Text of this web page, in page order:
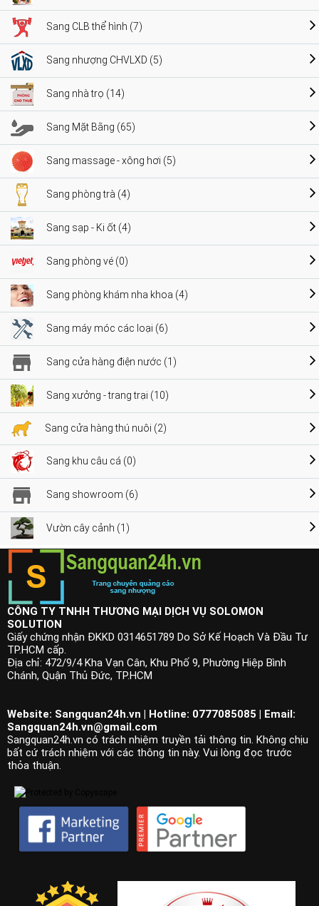
Sang CLB thể hình (7)
Sang nhượng CHVLXD (5)
Sang nhà trọ (14)
Sang Mặt Bằng (65)
Sang massage - xông hơi (5)
Sang phòng trà (4)
Sang sạp - Ki ốt (4)
Sang phòng vé (0)
Sang phòng khám nha khoa (4)
Sang máy móc các loại (6)
Sang cửa hàng điện nước (1)
Sang xưởng - trang trại (10)
Sang cửa hàng thú nuôi (2)
Sang khu câu cá (0)
Sang showroom (6)
Vườn cây cảnh (1)
CÔNG TY TNHH THƯƠNG MẠI DỊCH VỤ SOLOMON
SOLUTION
Giấy chứng nhận ĐKKD 0314651789 Do Sở Kế Hoạch Và Đầu Tư
TP.HCM cấp.
Địa chỉ: 472/9/4 Kha Vạn Cân, Khu Phố 9, Phường Hiệp Bình
Chánh, Quận Thủ Đức, TP.HCM
Website: Sangquan24h.vn | Hotline: 0777085085 | Email:
Sangquan24h.vn@gmail.com
Sangquan24h.vn có trách nhiệm truyền tải thông tin. Không chịu
bất cứ trách nhiệm với các thông tin này. Vui lòng đọc trước
thỏa thuận.